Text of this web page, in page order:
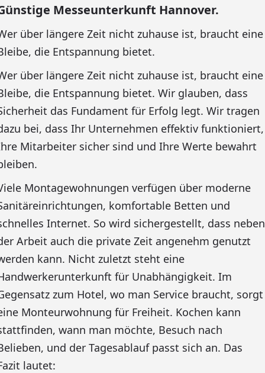
Messeunterkunft Hannover.
über längere Zeit nicht zuhause ist, braucht eine
die Entspannung bietet.
über längere Zeit nicht zuhause ist, braucht eine
die Entspannung bietet. Wir glauben, dass
das Fundament für Erfolg legt. Wir tragen
bei, dass Ihr Unternehmen effektiv funktioniert,
Mitarbeiter sicher sind und Ihre Werte bewahrt
Montagewohnungen verfügen über moderne
komfortable Betten und
Internet. So wird sichergestellt, dass neben
Arbeit auch die private Zeit angenehm genutzt
kann. Nicht zuletzt steht eine
für Unabhängigkeit. Im
zum Hotel, wo man Service braucht, sorgt
Monteurwohnung für Freiheit. Kochen kann
wann man möchte, Besuch nach
und der Tagesablauf passt sich an. Das
lautet: